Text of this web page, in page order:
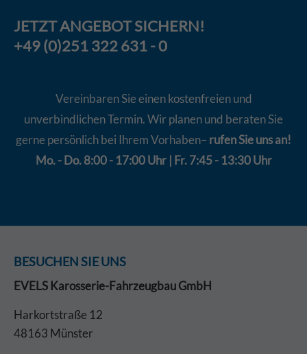
JETZTANGEBOTSICHERN!
+49 (0)251 322 631 - 0
Vereinbaren Sie einen kostenfreien und
unverbindlichen Termin. Wir planen und beraten Sie
gerne persönlich bei Ihrem Vorhaben– rufen Sie uns an!
Mo. - Do. 8:00 - 17:00 Uhr | Fr. 7:45 - 13:30 Uhr
BESUCHEN SIE UNS
EVELS Karosserie-Fahrzeugbau GmbH
Harkortstraße 12
48163 Münster